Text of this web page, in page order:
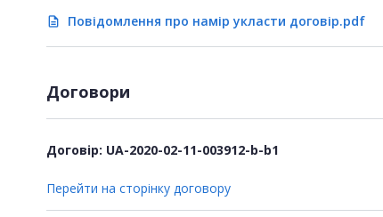
description Повідомлення про намір укласти договір.pdf
Договори
Договір: UA-2020-02-11-003912-b-b1
Перейти на сторінку договору